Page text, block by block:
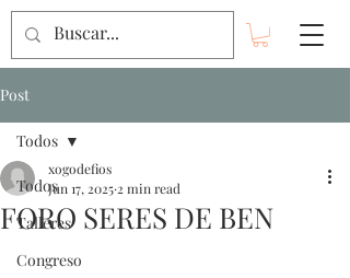
Post
Todos
Talleres
Congreso
Todos
FORO SERES DE BEN
xogodefios
Jun 17, 2025 2 min read